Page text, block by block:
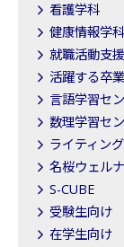
看護学科
健康情報学科
就職活動支
活躍する卒
言語学習セ
数理学習セ
ライティン
名桜ウェル
S-CUBE
受験生向け
在学生向け